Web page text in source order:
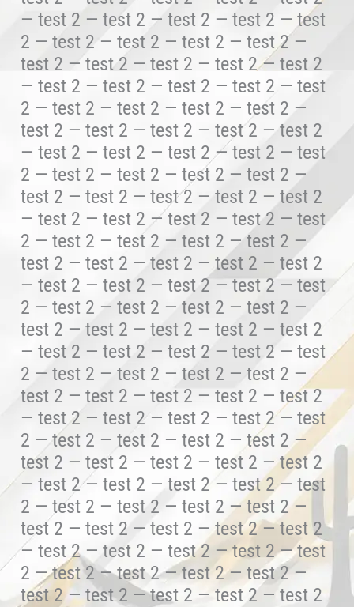
— test 2 — test 2 — test 2 — test 2 — test
2 — test 2 — test 2 — test 2 — test 2 —
test 2 — test 2 — test 2 — test 2 — test 2
— test 2 — test 2 — test 2 — test 2 — test
2 — test 2 — test 2 — test 2 — test 2 —
test 2 — test 2 — test 2 — test 2 — test 2
— test 2 — test 2 — test 2 — test 2 — test
2 — test 2 — test 2 — test 2 — test 2 —
test 2 — test 2 — test 2 — test 2 — test 2
— test 2 — test 2 — test 2 — test 2 — test
2 — test 2 — test 2 — test 2 — test 2 —
test 2 — test 2 — test 2 — test 2 — test 2
— test 2 — test 2 — test 2 — test 2 — test
2 — test 2 — test 2 — test 2 — test 2 —
test 2 — test 2 — test 2 — test 2 — test 2
— test 2 — test 2 — test 2 — test 2 — test
2 — test 2 — test 2 — test 2 — test 2 —
test 2 — test 2 — test 2 — test 2 — test 2
— test 2 — test 2 — test 2 — test 2 — test
2 — test 2 — test 2 — test 2 — test 2 —
test 2 — test 2 — test 2 — test 2 — test 2
— test 2 — test 2 — test 2 — test 2 — test
2 — test 2 — test 2 — test 2 — test 2 —
test 2 — test 2 — test 2 — test 2 — test 2
— test 2 — test 2 — test 2 — test 2 — test
2 — test 2 — test 2 — test 2 — test 2 —
test 2 — test 2 — test 2 — test 2 — test 2